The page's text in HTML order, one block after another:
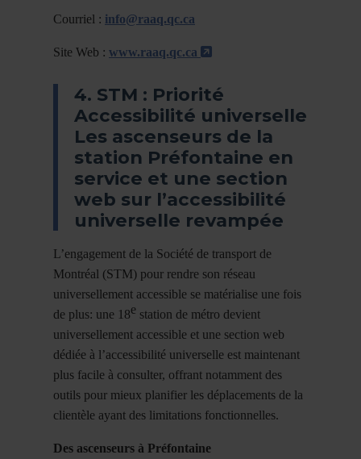
Courriel : info@raaq.qc.ca
Site Web : www.raaq.qc.ca - Cet hyperlien
4. STM : Priorité
Accessibilité universelle
Les ascenseurs de la
station Préfontaine en
service et une section
web sur l’accessibilité
universelle revampée
L’engagement de la Société de transport de
Montréal (STM) pour rendre son réseau
universellement accessible se matérialise une fois
de plus: une 18e station de métro devient
universellement accessible et une section web
dédiée à l’accessibilité universelle est maintenant
plus facile à consulter, offrant notamment des
outils pour mieux planifier les déplacements de la
clientèle ayant des limitations fonctionnelles.
Des ascenseurs à Préfontaine